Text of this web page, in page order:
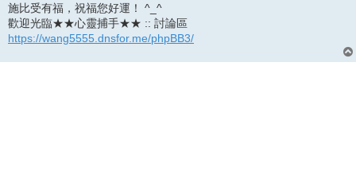
施比受有福，祝福您好運！ ^_^
歡迎光臨★★心靈捕手★★ :: 討論區
https://wang5555.dnsfor.me/phpBB3/